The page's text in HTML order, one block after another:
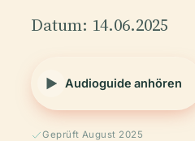
Datum: 14.06.2025
Audioguide anhören
Geprüft August 2025